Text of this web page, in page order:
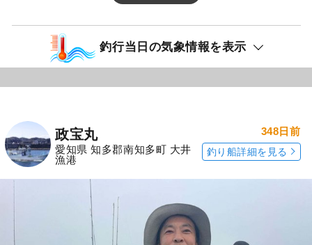
釣行当日の気象情報を表示
政宝丸
愛知県 知多郡南知多町 大井
漁港
348日前
釣り船詳細を見る